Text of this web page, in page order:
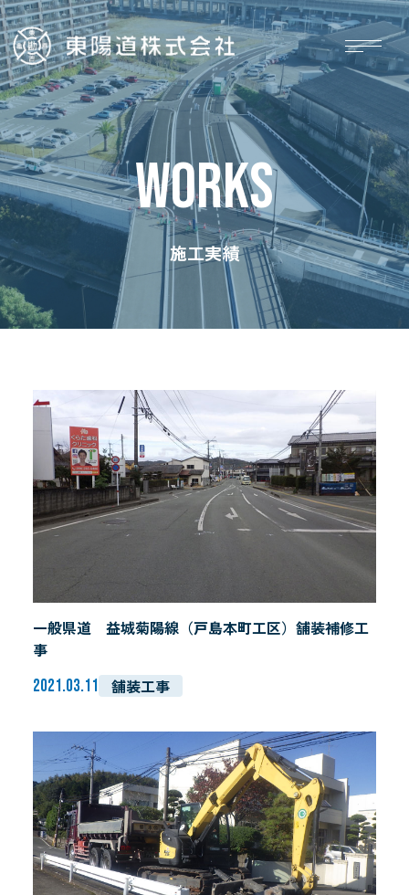
ホーム
会社概要
事業内容
施工実績
お問い合わせ
プライバシーポリシー
WORKS
施工実績
一般県道 益城菊陽線（戸島本町工区）舗装補修工
事
2021.03.11 舗装工事